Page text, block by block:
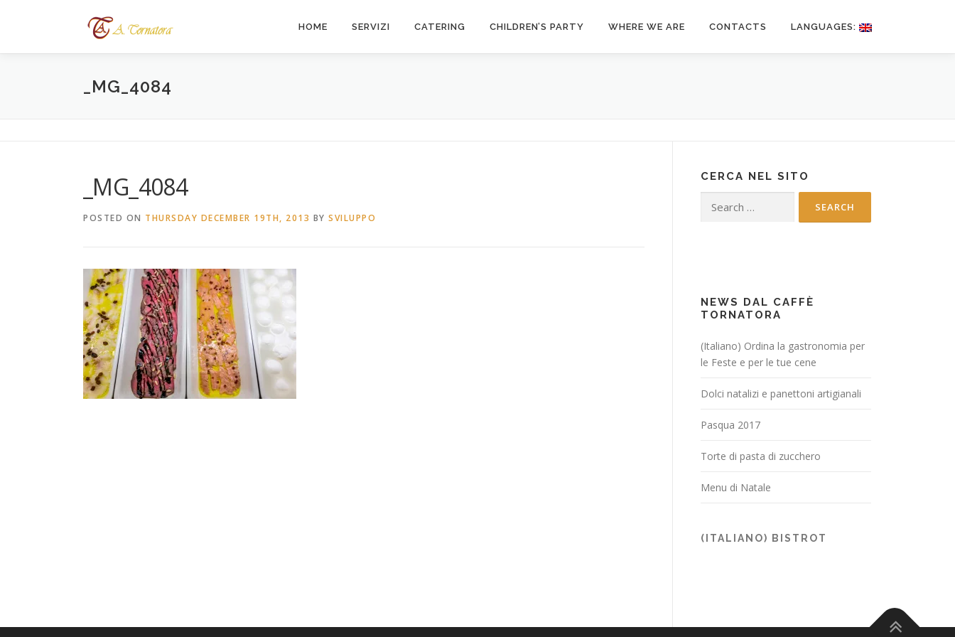
HOME SERVIZI CATERING CHILDREN’S PARTY WHERE WE ARE CONTACTS LANGUAGES:
_MG_4084
_MG_4084
POSTED ON THURSDAY DECEMBER 19TH, 2013 BY SVILUPPO
CERCA NEL SITO
for:
NEWS DAL CAFFÈ
TORNATORA
(Italiano) Ordina la gastronomia per
le Feste e per le tue cene
Dolci natalizi e panettoni artigianali
Pasqua 2017
Torte di pasta di zucchero
Menu di Natale
(ITALIANO) BISTROT